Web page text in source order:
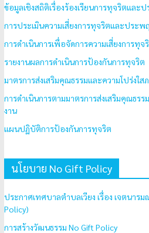
ข้อมูลเชิงสถิติเรื่องร้องเรียนการทุจริตแล
การประเมินความเสี่ยงการทุจริตและประ
การดำเนินการเพื่อจัดการความเสี่ยงการ
รายงานผลการดำเนินการป้องกันการทุจริต
มาตรการส่งเสริมคุณธรรมและความโปร่งใส
การดำเนินการตามมาตรการส่งเสริมคุณธร
งาน
แผนปฏิบัติการป้องกันการทุจริต
นโยบาย No Gift Policy
ประกาศเทศบาลตำบลเวียง เรื่อง เจตนาร
Policy)
การสร้างวัฒนธรรม No Gift Policy